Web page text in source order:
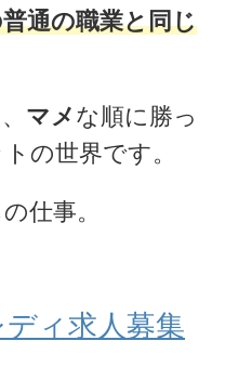
通の職業と同じ
マメな順に勝っ
の世界です。
仕事。
ィ求人募集